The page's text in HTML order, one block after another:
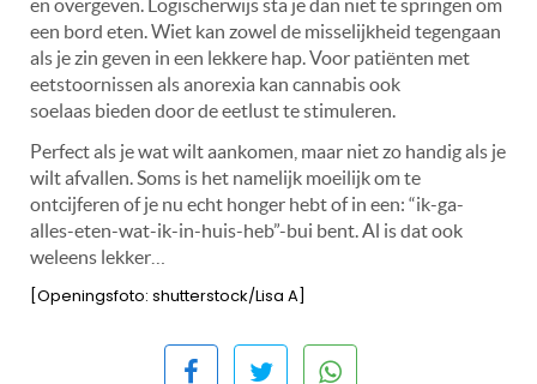
en overgeven. Logischerwijs sta je dan niet te springen om
een bord eten. Wiet kan zowel de misselijkheid tegengaan
als je zin geven in een lekkere hap. Voor patiënten met
eetstoornissen als anorexia kan cannabis ook
soelaas bieden door de eetlust te stimuleren.
Perfect als je wat wilt aankomen, maar niet zo handig als je
wilt afvallen. Soms is het namelijk moeilijk om te
ontcijferen of je nu echt honger hebt of in een: “ik-ga-
alles-eten-wat-ik-in-huis-heb”-bui bent. Al is dat ook
weleens lekker…
[Openingsfoto: shutterstock/Lisa A]